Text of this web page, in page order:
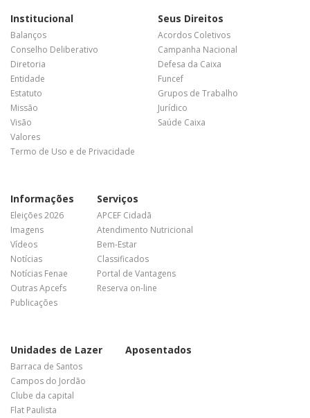
Institucional
Balanços
Conselho Deliberativo
Diretoria
Entidade
Estatuto
Missão
Visão
Valores
Termo de Uso e de Privacidade
Seus Direitos
Acordos Coletivos
Campanha Nacional
Defesa da Caixa
Funcef
Grupos de Trabalho
Jurídico
Saúde Caixa
Informações
Eleições 2026
Imagens
Vídeos
Notícias
Notícias Fenae
Outras Apcefs
Publicações
Serviços
APCEF Cidadã
Atendimento Nutricional
Bem-Estar
Classificados
Portal de Vantagens
Reserva on-line
Unidades de Lazer
Barraca de Santos
Campos do Jordão
Clube da capital
Flat Paulista
Aposentados